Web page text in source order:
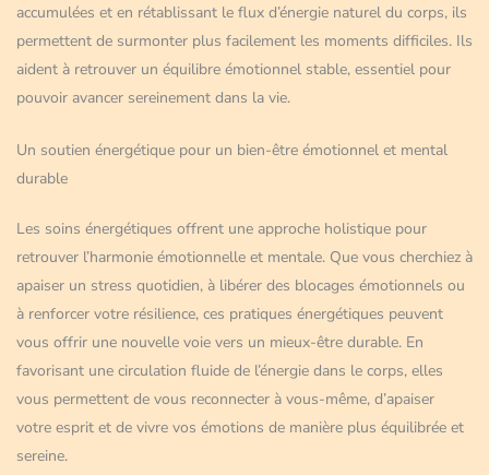
accumulées et en rétablissant le flux d’énergie naturel du corps, ils
permettent de surmonter plus facilement les moments difficiles. Ils
aident à retrouver un équilibre émotionnel stable, essentiel pour
pouvoir avancer sereinement dans la vie.
Un soutien énergétique pour un bien-être émotionnel et mental
durable
Les soins énergétiques offrent une approche holistique pour
retrouver l’harmonie émotionnelle et mentale. Que vous cherchiez à
apaiser un stress quotidien, à libérer des blocages émotionnels ou
à renforcer votre résilience, ces pratiques énergétiques peuvent
vous offrir une nouvelle voie vers un mieux-être durable. En
favorisant une circulation fluide de l’énergie dans le corps, elles
vous permettent de vous reconnecter à vous-même, d’apaiser
votre esprit et de vivre vos émotions de manière plus équilibrée et
sereine.